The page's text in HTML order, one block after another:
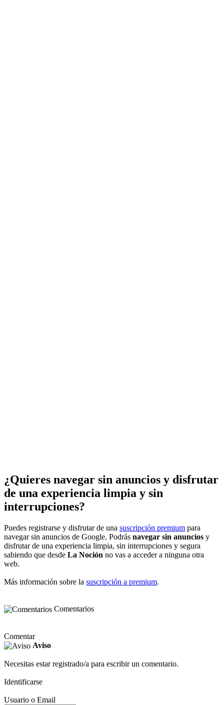
¿Quieres navegar sin anuncios y disfrutar
de una experiencia limpia y sin
interrupciones?
Puedes registrarse y disfrutar de una suscripción premium para
navegar sin anuncios de Google. Podrás navegar sin anuncios y
disfrutar de una experiencia limpia, sin interrupciones y segura
sabiendo que desde La Noción no vas a acceder a ninguna otra
web.
Más información sobre la suscripción a premium.
Comentarios
Comentar
Aviso
Necesitas estar registrado/a para escribir un comentario.
Identificarse
Usuario o Email